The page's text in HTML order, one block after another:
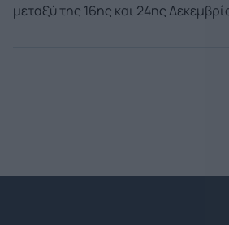
μεταξύ της 16ης και 24ης